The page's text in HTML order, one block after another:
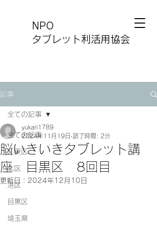
NPO
タブレット利活用協会
記事
全ての記事
江東区
北区
港区
目黒区
埼玉県
全ての記事
脳いきいきタブレット講
座 目黒区 8回目
yukari1789
2024年11月19日 読了時間: 2分
更新日： 2024年12月10日